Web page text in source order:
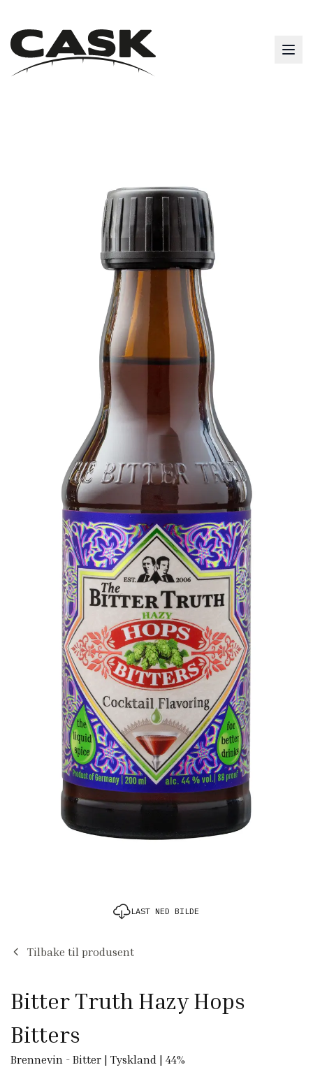
Tilbake til produsent
Bitter Truth Hazy Hops
Bitters
Brennevin - Bitter | Tyskland | 44%
LAST NED BILDE